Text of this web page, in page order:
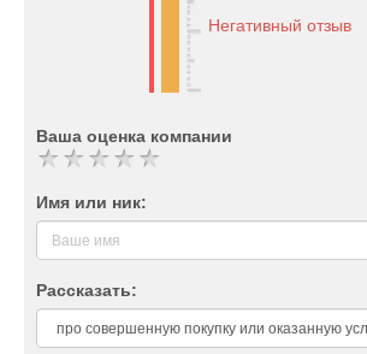
Негативный отзыв
Ваша оценка компании
Имя или ник:
Рассказать: